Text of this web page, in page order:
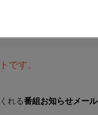
です。
れる番組お知らせメール